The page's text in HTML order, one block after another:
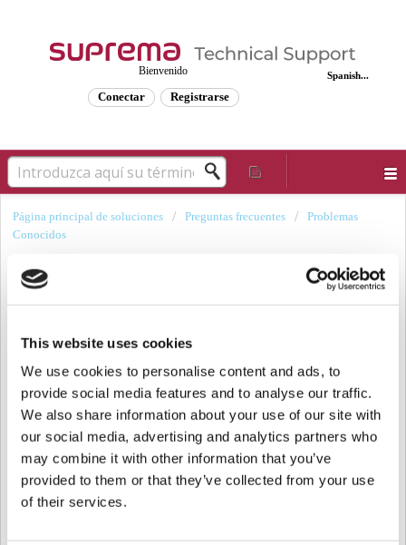
This website uses cookies
We use cookies to personalise content and ads, to
provide social media features and to analyse our traffic.
We also share information about your use of our site with
our social media, advertising and analytics partners who
may combine it with other information that you’ve
provided to them or that they’ve collected from your use
of their services.
Spanish...
Bienvenido
Conectar Registrarse
Página principal de soluciones Preguntas frecuentes
Problemas
Conocidos
[Problema conocido] Fallo de
configuración del relé BioLiteNet en
Fecha de modificación: Mié., Dic. 31, 2025 a las 1:31 P. M.
(Este problema no está listado en foros)
Productos y versiones afectados: BioLiteNet FW 2.3.3